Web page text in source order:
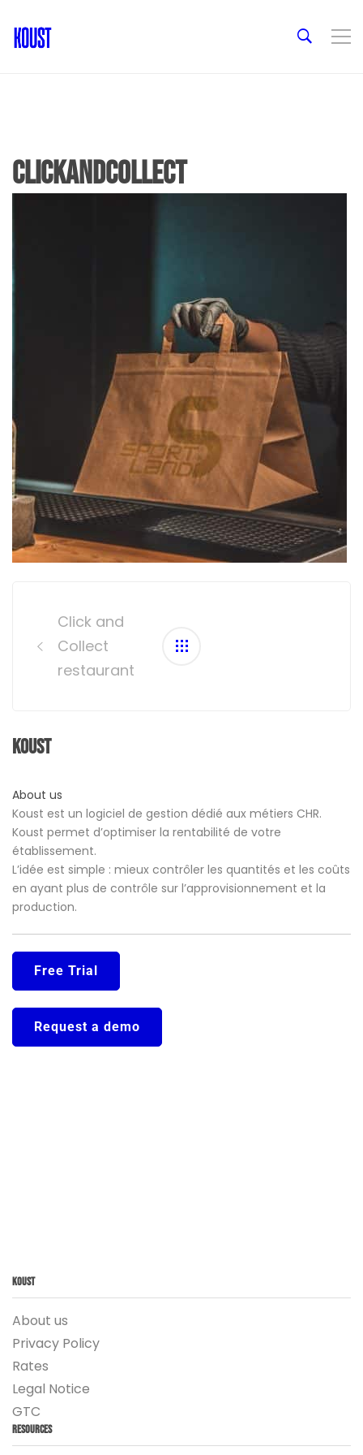
clickandcollect
navigationClick and
Collect
restaurant
Koust
About us
Koust est un logiciel de gestion dédié aux métiers CHR.
Koust permet d’optimiser la rentabilité de votre
établissement.
L’idée est simple : mieux contrôler les quantités et les coûts
en ayant plus de contrôle sur l’approvisionnement et la
production.
Free Trial
Request a demo
Koust
About us
Privacy Policy
Rates
Legal Notice
GTC
Resources